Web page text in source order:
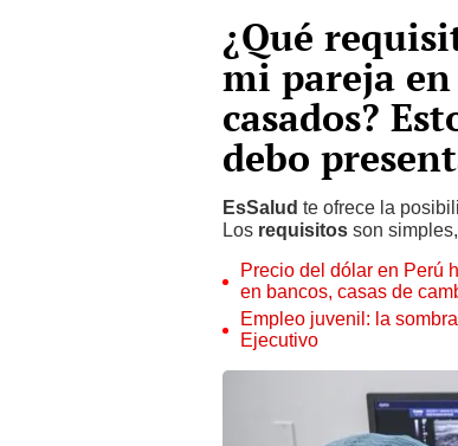
¿Qué
mi pareja en
casados?
debo
EsSalud te ofrece la
Los requisitos son
Precio del dólar en Perú
en bancos, casas de
Empleo juvenil: la
Ejecutivo